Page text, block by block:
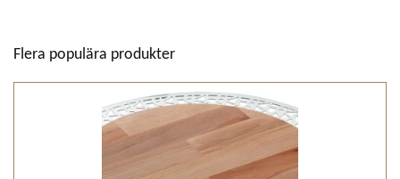
Flera populära produkter